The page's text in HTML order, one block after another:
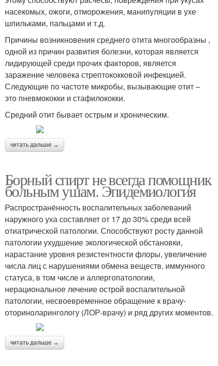
насекомых, ожоги, отморожения, манипуляции в ухе
шпильками, пальцами и т.д.
Причины возникновения среднего отита многообразны ,
одной из причин развития болезни, которая является
лидирующей среди прочих факторов, является
заражение человека стрептококковой инфекцией.
Следующие по частоте микробы, вызывающие отит –
это пневмококки и стафилококки.
Средний отит бывает острым и хроническим.
читать дальше →
Борный спирт не всегда помощник
больным ушам. Эпидемиология
Распространённость воспалительных заболеваний
наружного уха составляет от 17 до 30% среди всей
отиатрической патологии. Способствуют росту данной
патологии ухудшение экологической обстановки,
нарастание уровня резистентности флоры, увеличение
числа лиц с нарушениями обмена веществ, иммунного
статуса, в том числе и аллергопатологии,
нерациональное лечение острой воспалительной
патологии, несвоевременное обращение к врачу-
оториноларингологу (ЛОР-врачу) и ряд других моментов.
читать дальше →